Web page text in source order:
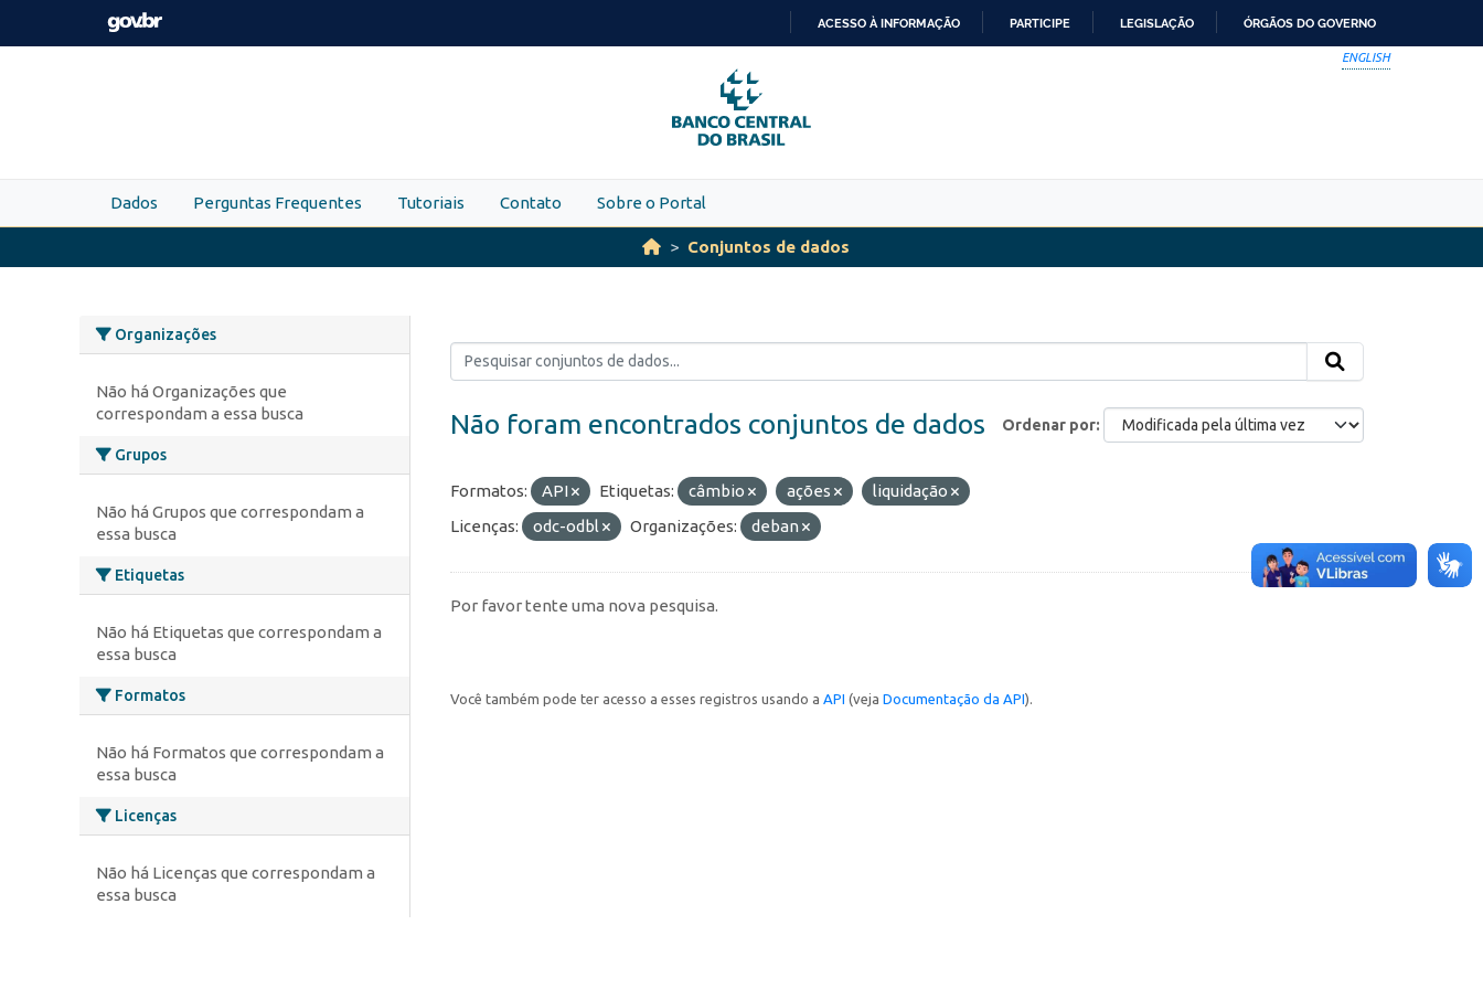
Skip to main content
PARA
O
CONTEÚDO
ACESSO À INFORMAÇÃO PARTICIPE LEGISLAÇÃO ÓRGÃOS DO GOVERNO
ENGLISH
Dados Perguntas Frequentes Tutoriais Contato Sobre o Portal
Conjuntos de dados
Organizações
Não há Organizações que
correspondam a essa busca
Grupos
Não há Grupos que correspondam a
essa busca
Etiquetas
Não há Etiquetas que correspondam a
essa busca
Formatos
Não há Formatos que correspondam a
essa busca
Licenças
Não há Licenças que correspondam a
essa busca
Ordenar por
Não foram encontrados conjuntos de dados
Formatos: API Etiquetas: câmbio ações
liquidação
Licenças:
odc-odbl Organizações: deban
Por favor tente uma nova pesquisa.
Você também pode ter acesso a esses registros usando a API (veja Documentação da API).